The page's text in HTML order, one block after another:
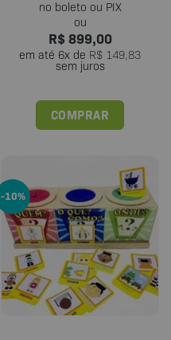
R$899,00
em até 6x de R$ 149,83
sem juros
COMPRAR
-10%